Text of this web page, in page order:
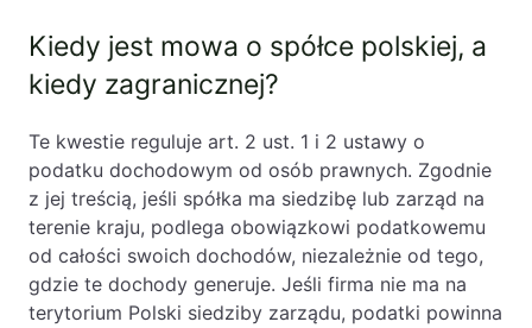
PL EN FR
Kiedy jest mowa o spółce polskiej, a
kiedy zagranicznej?
Te kwestie reguluje art. 2 ust. 1 i 2 ustawy o
podatku dochodowym od osób prawnych. Zgodnie
z jej treścią, jeśli spółka ma siedzibę lub zarząd na
terenie kraju, podlega obowiązkowi podatkowemu
od całości swoich dochodów, niezależnie od tego,
gdzie te dochody generuje. Jeśli firma nie ma na
terytorium Polski siedziby zarządu, podatki powinna